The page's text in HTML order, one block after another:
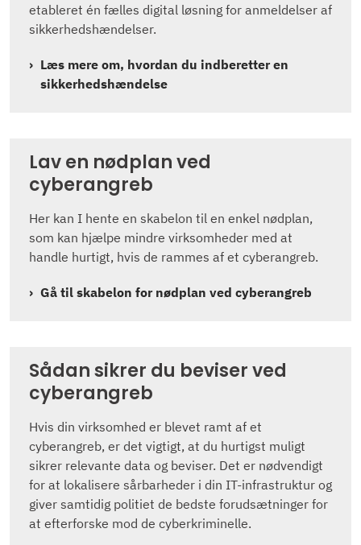
etableret én fælles digital løsning for anmeldelser af
sikkerhedshændelser.
Læs mere om, hvordan du indberetter en
sikkerhedshændelse
Lav en nødplan ved
cyberangreb
Her kan I hente en skabelon til en enkel nødplan,
som kan hjælpe mindre virksomheder med at
handle hurtigt, hvis de rammes af et cyberangreb.
Gå til skabelon for nødplan ved cyberangreb
Sådan sikrer du beviser ved
cyberangreb
Hvis din virksomhed er blevet ramt af et
cyberangreb, er det vigtigt, at du hurtigst muligt
sikrer relevante data og beviser. Det er nødvendigt
for at lokalisere sårbarheder i din IT-infrastruktur og
giver samtidig politiet de bedste forudsætninger for
at efterforske mod de cyberkriminelle.